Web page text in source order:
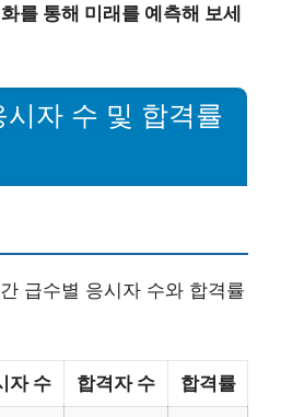
를 통해 미래를 예측해 보세
시자 수 및 합격률
급수별 응시자 수와 합격률
자 수 합격자 수 합격률